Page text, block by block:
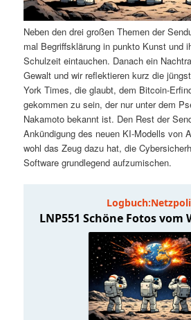
h
a
l
t
s
p
I
n
h
a
l
t
Neben den drei großen Themen der
mal Begriffsklärung in punkto Kunst und
Schulzeit eintauchen. Danach ein
Gewalt und wir reflektieren kurz die
York Times, die glaubt, dem Bitcoin-
gekommen zu sein, der nur unter dem
Nakamoto bekannt ist. Den Rest der
Ankündigung des neuen KI-Modells von
wohl das Zeug dazu hat, die
Software grundlegend aufzumischen.